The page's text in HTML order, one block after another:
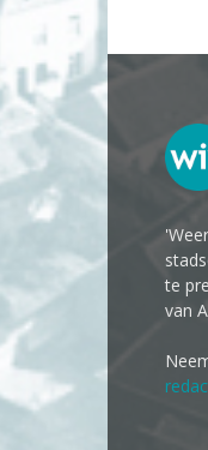
te
van